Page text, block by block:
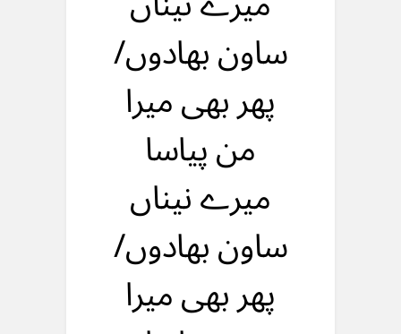
ساون بهادوں/
پهر بهی میرا
من پیاسا
میرے نیناں
ساون بهادوں/
پهر بهی میرا